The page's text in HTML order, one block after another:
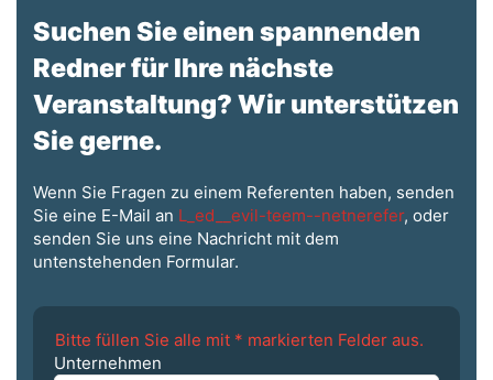
Suchen Sie einen spannenden
Redner für Ihre nächste
Veranstaltung? Wir unterstützen
Sie gerne.
Wenn Sie Fragen zu einem Referenten haben, senden
Sie eine E-Mail an L_ed__evil-teem--netnerefer, oder
senden Sie uns eine Nachricht mit dem
untenstehenden Formular.
Bitte füllen Sie alle mit * markierten Felder aus.
Unternehmen